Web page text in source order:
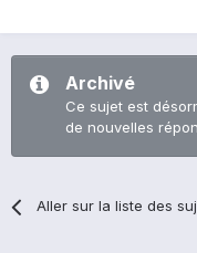
Archivé
Ce sujet est
de nouvelles
Aller sur la liste des